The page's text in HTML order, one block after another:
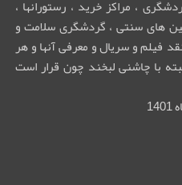
، مراکز خرید ، رستورانها ،
های سنتی ، گردشگری سلامت و
فیلم و سریال و معرفی آنها و هر
با چاشنی لبخند چون قرار است